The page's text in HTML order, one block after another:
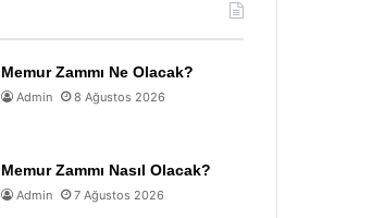
Memur Zammı Ne Olacak?
Admin 8 Ağustos 2026
Memur Zammı Nasıl Olacak?
Admin 7 Ağustos 2026